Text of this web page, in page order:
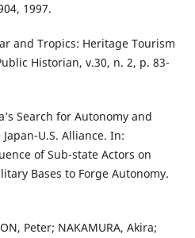
1997.
and Tropics: Heritage Tourism
Historian, v.30, n. 2, p. 83-
Search for Autonomy and
U.S. Alliance. In:
of Sub-state Actors on
Bases to Forge Autonomy.
Peter; NAKAMURA, Akira;